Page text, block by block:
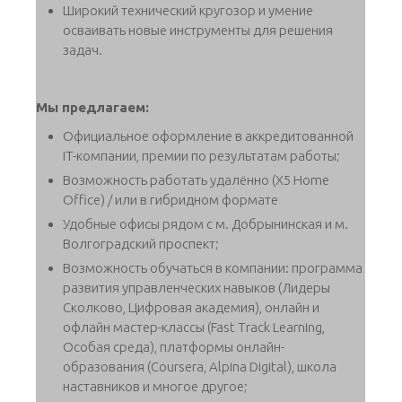
Широкий технический кругозор и умение
осваивать новые инструменты для решения
задач.
Мы предлагаем:
Официальное оформление в аккредитованной
IT-компании, премии по результатам работы;
Возможность работать удалённо (X5 Home
Office) / или в гибридном формате
Удобные офисы рядом с м. Добрынинская и м.
Волгоградский проспект;
Возможность обучаться в компании: программа
развития управленческих навыков (Лидеры
Сколково, Цифровая академия), онлайн и
офлайн мастер-классы (Fast Track Learning,
Особая среда), платформы онлайн-
образования (Coursera, Alpina Digital), школа
наставников и многое другое;